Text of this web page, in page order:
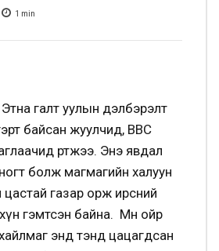
1 min
галт уулын дэлбэрэлт
байсан жуулчид, ВВС
өртжээ. Энэ явдал
болж магмагийн халуун
газар орж ирсний
гэмтсэн байна. Мөн ойр
энд тэнд цацагдсан